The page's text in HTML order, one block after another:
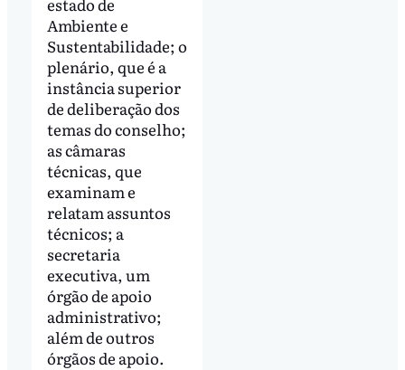
Ambiente e
Sustentabilidade; o
plenário, que é a
instância superior
de deliberação dos
temas do conselho;
as câmaras
técnicas, que
examinam e
relatam assuntos
técnicos; a
secretaria
executiva, um
órgão de apoio
administrativo;
além de outros
órgãos de apoio.